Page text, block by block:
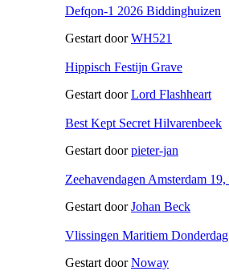
Defqon-1 2026 Biddinghuizen
Gestart doorWH521
Hippisch Festijn Grave
Gestart doorLord Flashheart
Best Kept Secret Hilvarenbeek
Gestart doorpieter-jan
Zeehavendagen Amsterdam
Gestart doorJohan Beck
Vlissingen Maritiem
Gestart doorNoway